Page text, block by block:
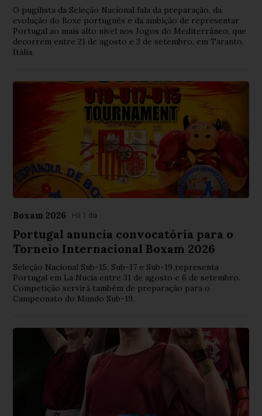
O pugilista da Seleção Nacional fala da preparação, da
evolução do Boxe português e da ambição de representar
Portugal ao mais alto nível nos Jogos do Mediterrâneo, que
decorrem entre 21 de agosto e 3 de setembro, em Taranto,
Itália.
Boxam 2026 Há 1 dia
Portugal anuncia convocatória para o
Torneio Internacional Boxam 2026
Seleção Nacional Sub-15, Sub-17 e Sub-19 representa
Portugal em La Nucía entre 31 de agosto e 6 de setembro.
Competição servirá também de preparação para o
Campeonato do Mundo Sub-19.